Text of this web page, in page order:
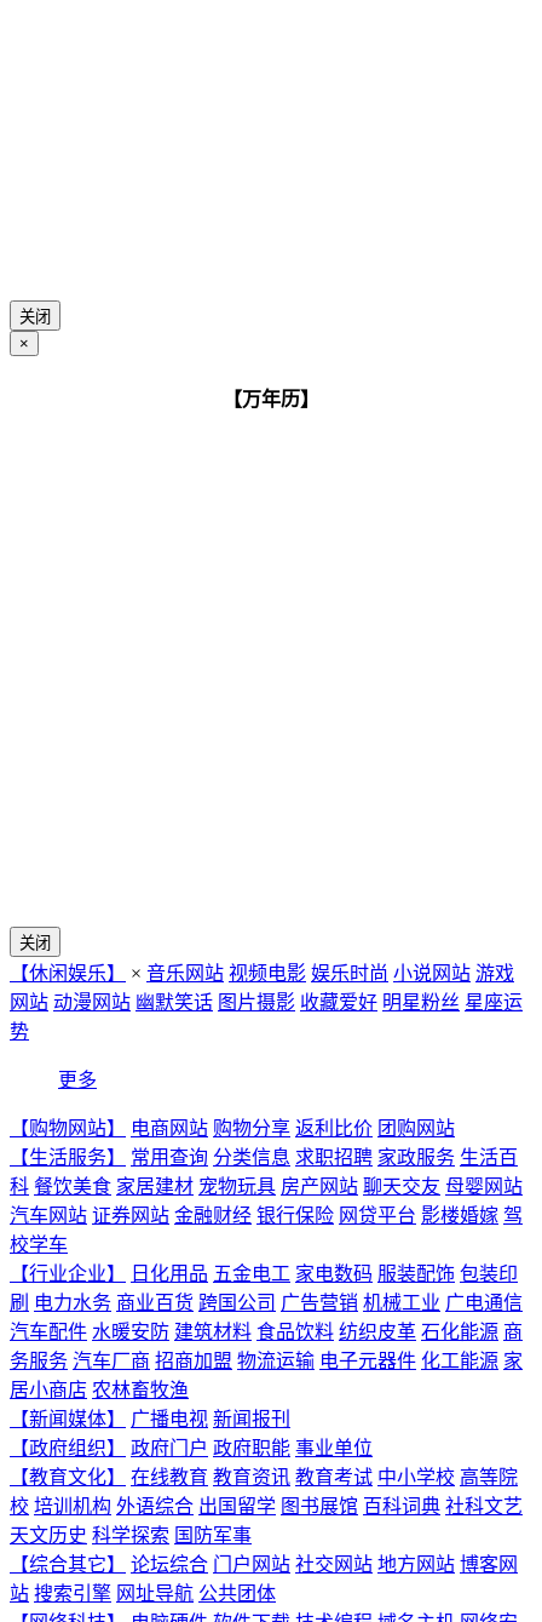
关闭
×
【万年历】
关闭
【休闲娱乐】 × 音乐网站 视频电影 娱乐时尚 小说网站 游戏
网站 动漫网站 幽默笑话 图片摄影 收藏爱好 明星粉丝 星座运
势
更多
【购物网站】 电商网站 购物分享 返利比价 团购网站
【生活服务】
常用查询 分类信息 求职招聘 家政服务 生活百
科 餐饮美食 家居建材 宠物玩具 房产网站 聊天交友 母婴网站
汽车网站 证券网站 金融财经 银行保险 网贷平台 影楼婚嫁 驾
校学车
【行业企业】
日化用品 五金电工 家电数码 服装配饰 包装印
刷 电力水务 商业百货 跨国公司 广告营销 机械工业 广电通信
汽车配件 水暖安防 建筑材料 食品饮料 纺织皮革 石化能源 商
务服务 汽车厂商 招商加盟 物流运输 电子元器件 化工能源 家
居小商店 农林畜牧渔
【新闻媒体】
广播电视 新闻报刊
【政府组织】
政府门户 政府职能 事业单位
【教育文化】
在线教育 教育资讯 教育考试 中小学校 高等院
校 培训机构 外语综合 出国留学 图书展馆 百科词典 社科文艺
天文历史 科学探索 国防军事
【综合其它】
论坛综合 门户网站 社交网站 地方网站 博客网
站 搜索引擎 网址导航 公共团体